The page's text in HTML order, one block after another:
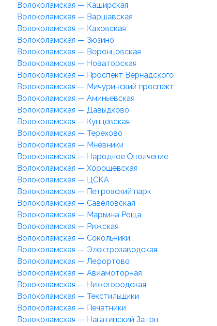
Волоколамская — Каширская
Волоколамская — Варшавская
Волоколамская — Каховская
Волоколамская — Зюзино
Волоколамская — Воронцовская
Волоколамская — Новаторская
Волоколамская — Проспект Вернадского
Волоколамская — Мичуринский проспект
Волоколамская — Аминьевская
Волоколамская — Давыдково
Волоколамская — Кунцевская
Волоколамская — Терехово
Волоколамская — Мнёвники
Волоколамская — Народное Ополчение
Волоколамская — Хорошёвская
Волоколамская — ЦСКА
Волоколамская — Петровский парк
Волоколамская — Савёловская
Волоколамская — Марьина Роща
Волоколамская — Рижская
Волоколамская — Сокольники
Волоколамская — Электрозаводская
Волоколамская — Лефортово
Волоколамская — Авиамоторная
Волоколамская — Нижегородская
Волоколамская — Текстильщики
Волоколамская — Печатники
Волоколамская — Нагатинский Затон